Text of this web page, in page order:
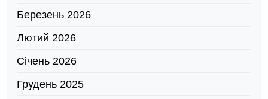
Березень 2026
Лютий 2026
Січень 2026
Грудень 2025